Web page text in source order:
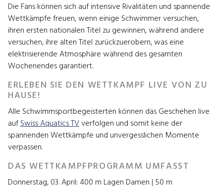
Die Fans können sich auf intensive Rivalitäten und spannende
Wettkämpfe freuen, wenn einige Schwimmer versuchen,
ihren ersten nationalen Titel zu gewinnen, während andere
versuchen, ihre alten Titel zurückzuerobern, was eine
elektrisierende Atmosphäre während des gesamten
Wochenendes garantiert.
ERLEBEN SIE DEN WETTKAMPF LIVE VON ZU
HAUSE!
Alle Schwimmsportbegeisterten können das Geschehen live
aufSwiss Aquatics TVverfolgen und somit keine der
spannenden Wettkämpfe und unvergesslichen Momente
verpassen.
DAS WETTKAMPFPROGRAMM UMFASST
Donnerstag, 03. April: 400 m Lagen Damen | 50 m